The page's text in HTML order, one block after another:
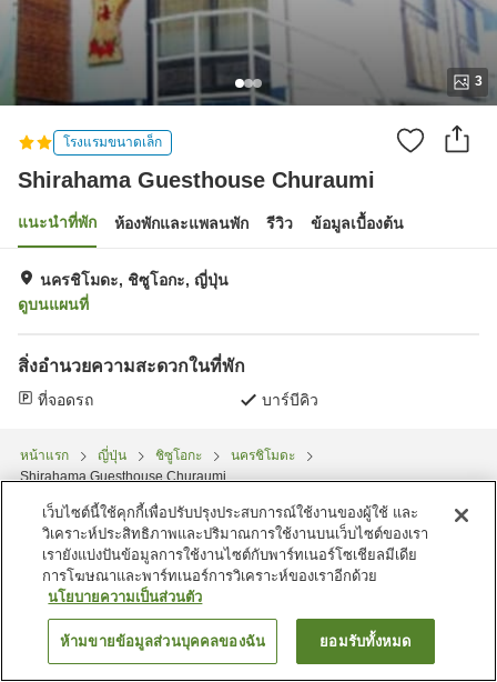
3
โรงแรมขนาดเล็ก
Shirahama Guesthouse Churaumi
แนะนำที่พัก ห้องพักและแพลนพัก รีวิว ข้อมูลเบื้องต้น
นครชิโมดะ, ชิซูโอกะ, ญี่ปุ่น
ดูบนแผนที่
สิ่งอำนวยความสะดวกในที่พัก
ที่จอดรถ บาร์บีคิว
หน้าแรก ญี่ปุ่น ชิซูโอกะ
นครชิโมดะ
Shirahama Guesthouse Churaumi
ค้นหาห้องพัก
เว็บไซต์นี้ใช้คุกกี้เพื่อปรับปรุงประสบการณ์ใช้งานของผู้ใช้ และ
วิเคราะห์ประสิทธิภาพและปริมาณการใช้งานบนเว็บไซต์ของเรา
เรายังแบ่งปันข้อมูลการใช้งานไซต์กับพาร์ทเนอร์โซเชียลมีเดีย
การโฆษณาและพาร์ทเนอร์การวิเคราะห์ของเราอีกด้วย
นโยบายความเป็นส่วนตัว
ห้ามขายข้อมูลส่วนบุคคลของฉัน ยอมรับทั้งหมด